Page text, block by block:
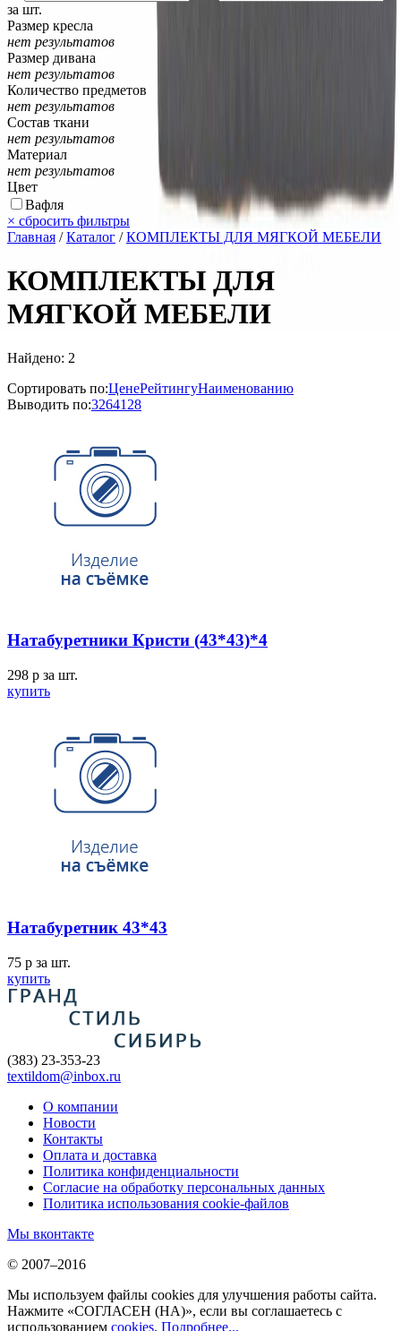
за шт.
Размер кресла
нет результатов
Размер дивана
нет результатов
Количество предметов
нет результатов
Состав ткани
нет результатов
Материал
нет результатов
Цвет
Вафля
× сбросить фильтры
Главная /Каталог /КОМПЛЕКТЫ ДЛЯ МЯГКОЙ МЕБЕЛИ
КОМПЛЕКТЫ ДЛЯ
МЯГКОЙ МЕБЕЛИ
Найдено: 2
Сортировать по:ЦенеРейтингуНаименованию
Выводить по:3264128
Натабуретники Кристи (43*43)*4
298 p за шт.
купить
Натабуретник 43*43
75 p за шт.
купить
(383) 23-353-23
textildom@inbox.ru
О компании
Новости
Контакты
Оплата и доставка
Политика конфиденциальности
Согласие на обработку персональных данных
Политика использования cookie-файлов
Мы вконтакте
© 2007–2016
Мы используем файлы cookies для улучшения работы сайта.
Нажмите «СОГЛАСЕН (НА)», если вы соглашаетесь с
использованием cookies. Подробнее...